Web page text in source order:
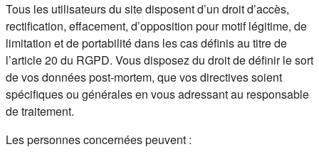
Tous les utilisateurs du site disposent d’un droit d’accès,
rectification, effacement, d’opposition pour motif légitime, de
limitation et de portabilité dans les cas définis au titre de
l’article 20 du RGPD. Vous disposez du droit de définir le sort
de vos données post-mortem, que vos directives soient
spécifiques ou générales en vous adressant au responsable
de traitement.
Les personnes concernées peuvent :